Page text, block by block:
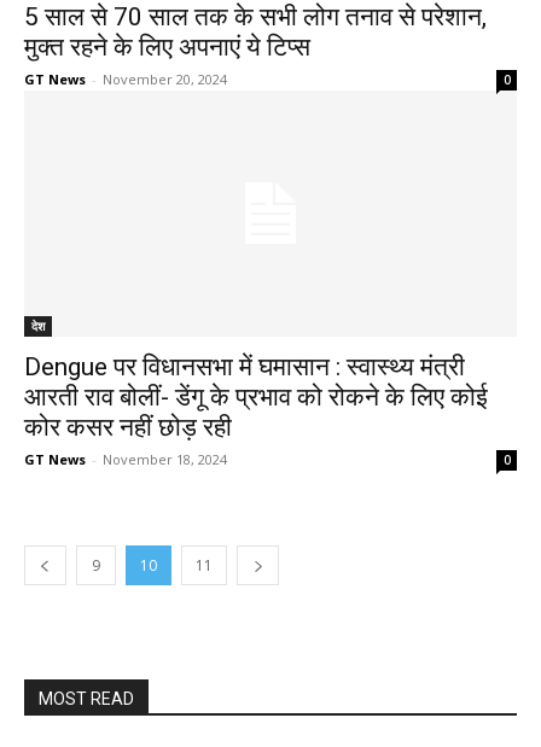
5 साल से 70 साल तक के सभी लोग तनाव से परेशान,
मुक्त रहने के लिए अपनाएं ये टिप्स
GT News - November 20, 2024 0
देश
Dengue पर विधानसभा में घमासान : स्वास्थ्य मंत्री
आरती राव बोलीं- डेंगू के प्रभाव को रोकने के लिए कोई
कोर कसर नहीं छोड़ रही
GT News - November 18, 2024 0
9 10 11
MOST READ